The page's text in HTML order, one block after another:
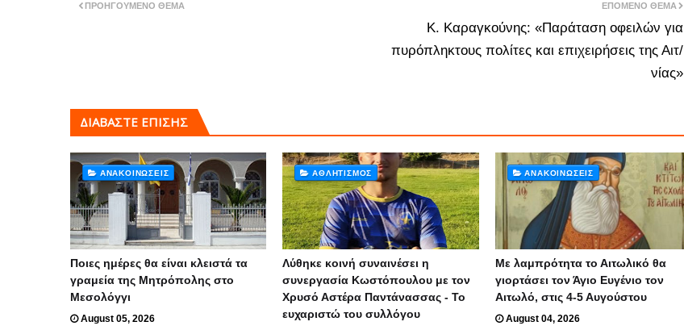
ΕΠΌΜΕΝΟ ΘΈΜΑ
Κ. Καραγκούνης: «Παράταση οφειλών για
πυρόπληκτους πολίτες και επιχειρήσεις της Αιτ/
νίας»
ΠΡΟΗΓΟΎΜΕΝΟ ΘΈΜΑ
ΔΙΑΒΑΣΤΕ ΕΠΙΣΗΣ
ΑΝΑΚΟΙΝΏΣΕΙΣ
Ποιες ημέρες θα είναι κλειστά τα
γραμεία της Μητρόπολης στο
Μεσολόγγι
August 05, 2026
ΑΘΛΗΤΙΣΜΌΣ
Λύθηκε κοινή συναινέσει η
συνεργασία Κωστόπουλου με τον
Χρυσό Αστέρα Παντάνασσας - Το
ευχαριστώ του συλλόγου
ΑΝΑΚΟΙΝΏΣΕΙΣ
Με λαμπρότητα το Αιτωλικό θα
γιορτάσει τον Άγιο Ευγένιο τον
Αιτωλό, στις 4-5 Αυγούστου
August 04, 2026